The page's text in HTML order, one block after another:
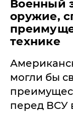
​Военный
оружие,
технике
могли бы
перед ВСУ